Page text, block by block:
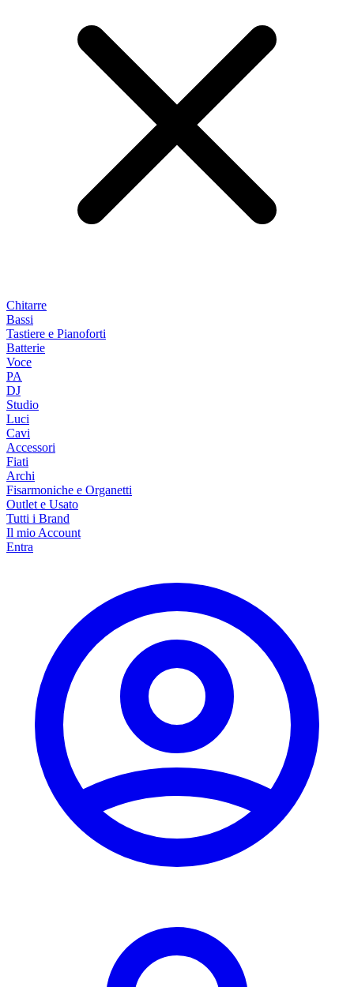
Chitarre
Bassi
Tastiere e Pianoforti
Batterie
Voce
PA
DJ
Studio
Luci
Cavi
Accessori
Fiati
Archi
Fisarmoniche e Organetti
Outlet e Usato
Tutti i Brand
Il mio Account
Entra